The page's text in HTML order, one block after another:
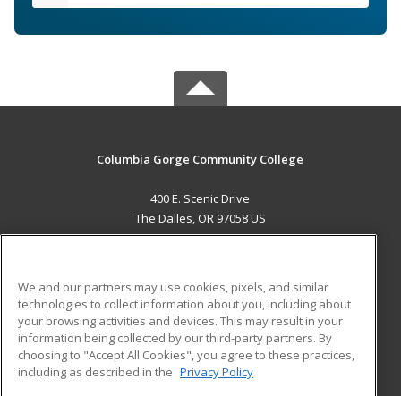
Columbia Gorge Community College
400 E. Scenic Drive
The Dalles, OR 97058 US
ADDITIONAL RESOURCES
Military
Financial Assistance
Help
Student Blog
We and our partners may use cookies, pixels, and similar
technologies to collect information about you, including about
your browsing activities and devices. This may result in your
information being collected by our third-party partners. By
choosing to "Accept All Cookies", you agree to these practices,
including as described in the Privacy Policy